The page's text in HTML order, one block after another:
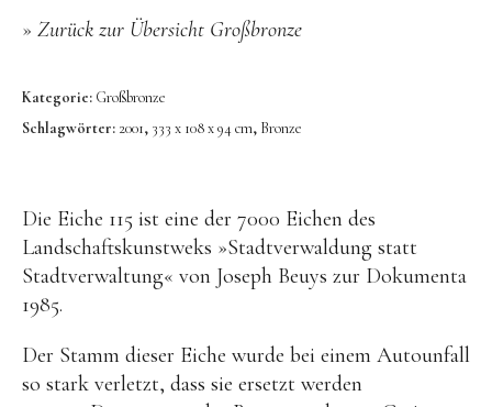
Bilder Großformat
Grafik Großformat
Collagen
Skizzen
Public Works
» Zurück zur Übersicht Großbronze
Kategorie: Großbronze
Schlagwörter: 2001, 333 x 108 x 94 cm, Bronze
Die Eiche 115 ist eine der 7000 Eichen des
Landschaftskunstweks »Stadtverwaldung statt
Stadtverwaltung« von Joseph Beuys zur Dokumenta
1985.
Der Stamm dieser Eiche wurde bei einem Autounfall
so stark verletzt, dass sie ersetzt werden